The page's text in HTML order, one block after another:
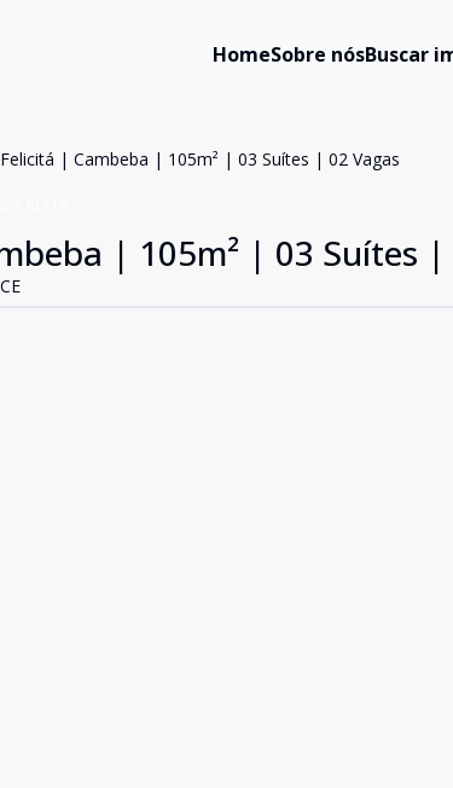
HomeSobre nósBuscar
Felicitá | Cambeba | 105m² | 03 Suítes | 02 Vagas
| 105m² | 03 Suítes |